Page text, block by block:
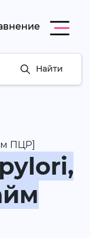
Найти
ПЦР]